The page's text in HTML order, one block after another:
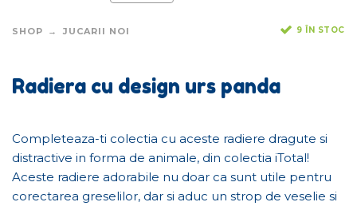
SHOP JUCARII NOI 9 ÎN STOC
Radiera cu design urs panda
Completeaza-ti colectia cu aceste radiere dragute si
distractive in forma de animale, din colectia iTotal!
Aceste radiere adorabile nu doar ca sunt utile pentru
corectarea greselilor, dar si aduc un strop de veselie si